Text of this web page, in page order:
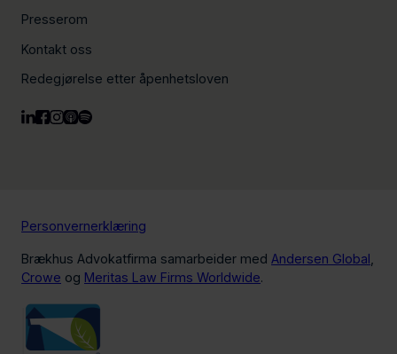
Presserom
Kontakt oss
Redegjørelse etter åpenhetsloven
Personvernerklæring
Brækhus Advokatfirma samarbeider med Andersen Global,
Crowe og Meritas Law Firms Worldwide.